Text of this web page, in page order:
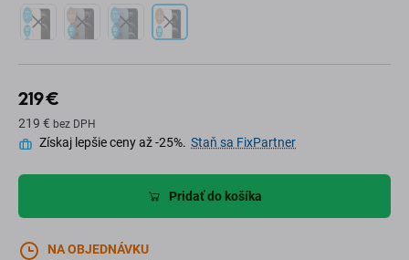
219 €
219 € bez DPH
Získaj lepšie ceny až -25%. Staň sa FixPartner
Pridať do košíka
NA OBJEDNÁVKU